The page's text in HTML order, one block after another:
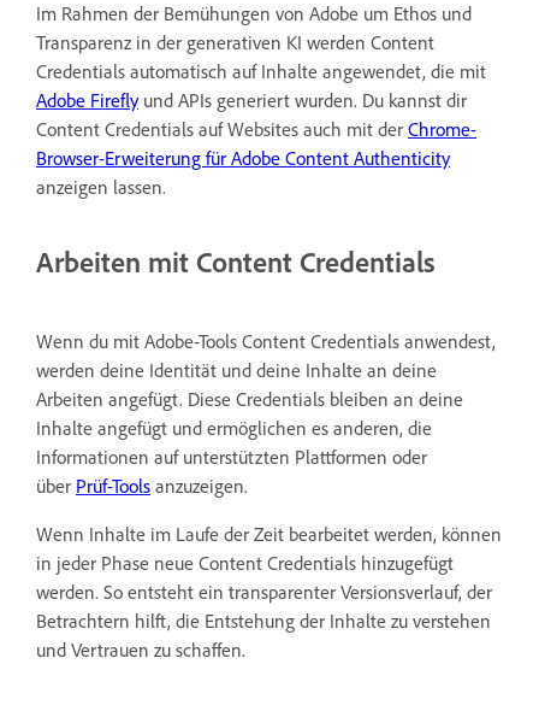
Im Rahmen der Bemühungen von Adobe um Ethos und
Transparenz in der generativen KI werden Content
Credentials automatisch auf Inhalte angewendet, die mit
Adobe Fireflyund APIs generiert wurden. Du kannst dir
Content Credentials auf Websites auch mit der Chrome-
Browser-Erweiterung für Adobe Content Authenticity
anzeigen lassen.
Arbeiten mit Content Credentials
Wenn du mit Adobe-Tools Content Credentials anwendest,
werden deine Identität und deine Inhalte an deine
Arbeiten angefügt. Diese Credentials bleiben an deine
Inhalte angefügt und ermöglichen es anderen, die
Informationen auf unterstützten Plattformen oder
über Prüf-Tools anzuzeigen.
Wenn Inhalte im Laufe der Zeit bearbeitet werden, können
in jeder Phase neue Content Credentials hinzugefügt
werden. So entsteht ein transparenter Versionsverlauf, der
Betrachtern hilft, die Entstehung der Inhalte zu verstehen
und Vertrauen zu schaffen.